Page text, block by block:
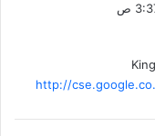
http://